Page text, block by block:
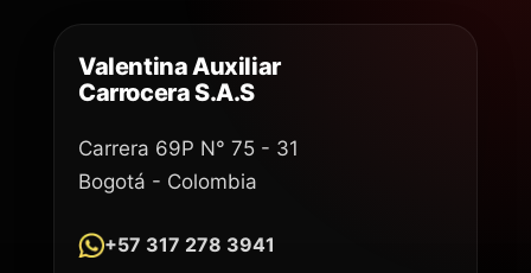
Valentina Auxiliar
Carrocera S.A.S
Carrera 69P N° 75 - 31
Bogotá - Colombia
+57 317 278 3941